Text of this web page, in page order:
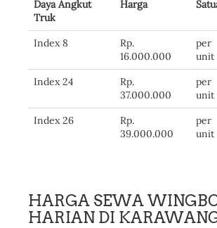
Daya Angkut
Truk
Harga
Index 8
Rp.
16.000.000
per
unit
Index 24
Rp.
37.000.000
per
unit
Index 26
Rp.
39.000.000
per
unit
HARGA SEWA
HARIAN DI